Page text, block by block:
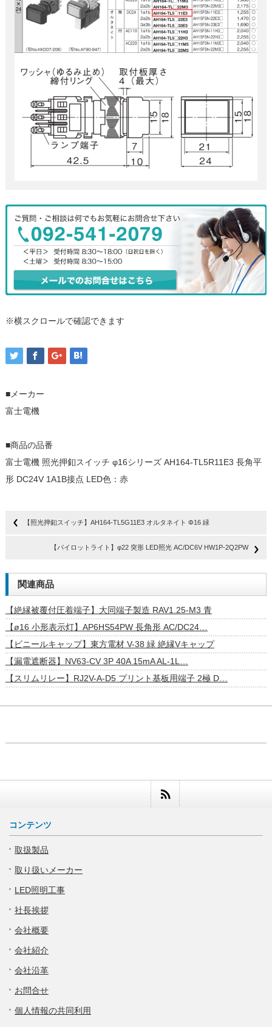
※横スクロールで確認できます
■メーカー
富士電機
■商品の品番
富士電機 照光押釦スイッチ φ16シリーズ AH164-TL5R11E3 長角平
形 DC24V 1A1B接点 LED色：赤
【照光押釦スイッチ】AH164-TL5G11E3 オルタネイト Φ16 緑
【パイロットライト】φ22 突形 LED照光 AC/DC6V HW1P-2Q2PW
関連商品
【絶縁被覆付圧着端子】大同端子製造 RAV1.25-M3 青
【ø16 小形表示灯】AP6HS54PW 長角形 AC/DC24…
【ビニールキャップ】東方電材 V-38 緑 絶縁Vキャップ
【漏電遮断器】NV63-CV 3P 40A 15mA AL-1L…
【スリムリレー】RJ2V-A-D5 プリント基板用端子 2極 D…
コンテンツ
取扱製品
取り扱いメーカー
LED照明工事
社長挨拶
会社概要
会社紹介
会社沿革
お問合せ
個人情報の共同利用